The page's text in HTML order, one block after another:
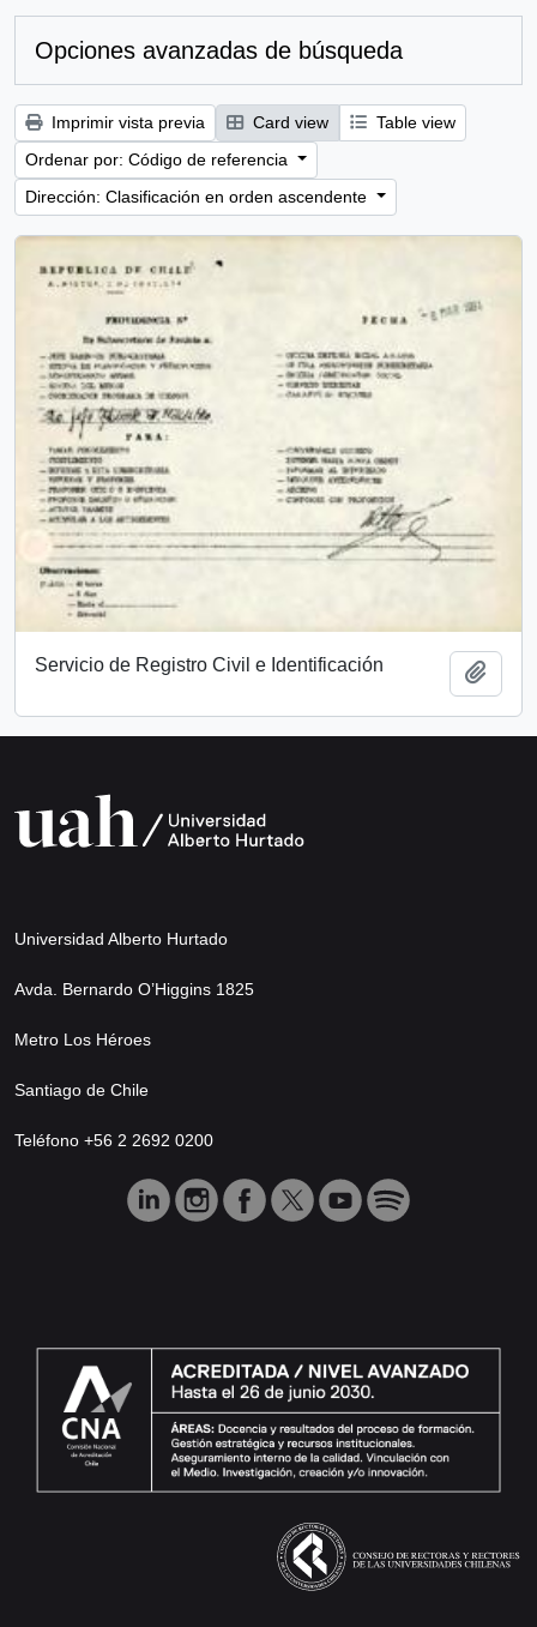
Opciones avanzadas de búsqueda
Imprimir vista previa Card view
Table view
Ordenar por: Código de referencia
Dirección: Clasificación en orden ascendente
Servicio de Registro Civil e Identificación
Universidad Alberto Hurtado
Avda. Bernardo O’Higgins 1825
Metro Los Héroes
Santiago de Chile
Teléfono +56 2 2692 0200